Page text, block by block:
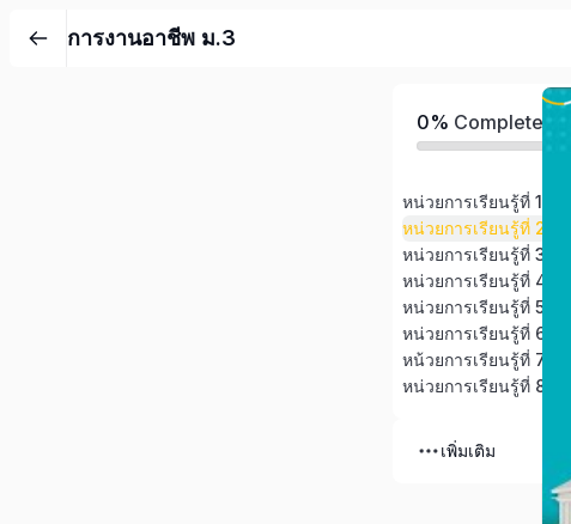
การงานอาชีพ ม.3
0% Completed
หน่วยการเรียนรู้ที่ 2 ผ้า
หน่วยการเรียนรู้ที่ 3 อา
หน่วยการเรียนรู้ที่ 4
หน่วยการเรียนรู้ที่ 6 ก
หน้วยการเรียนรู้ที่ 7 กา
หน่วยการเรียนรู้ที่ 8 แ
เพิ่มเติม